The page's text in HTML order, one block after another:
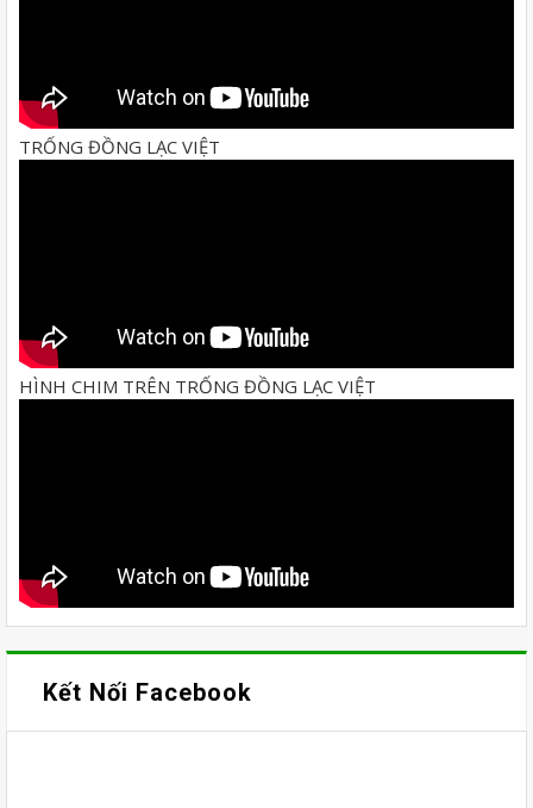
TRỐNG ĐỒNG LẠC VIỆT
HÌNH CHIM TRÊN TRỐNG ĐỒNG LẠC VIỆT
Kết Nối Facebook